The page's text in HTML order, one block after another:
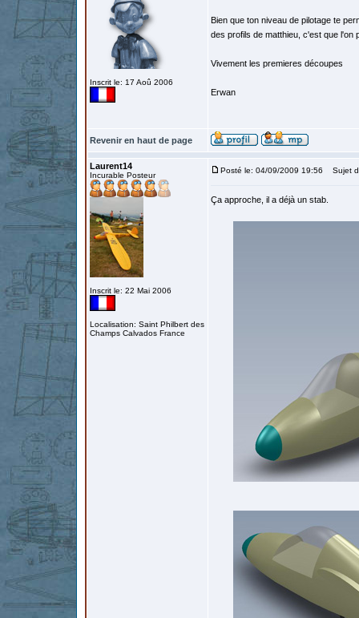
Inscrit le: 17 Aoû 2006
Bien que ton niveau de pilotage te
des profils de matthieu, c'est que
Vivement les premieres découpes
Erwan
Revenir en haut de page
Laurent14
Incurable Posteur
Inscrit le: 22 Mai 2006
Localisation: Saint Philbert des
Champs Calvados France
Posté le: 04/09/2009 19:56 Sujet
Ça approche, il a déjà un stab.